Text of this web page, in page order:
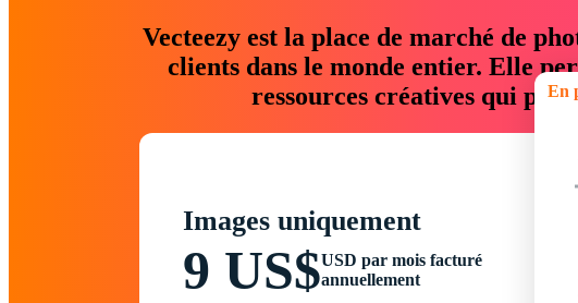
Vecteezy est la place de marché de
clients dans le monde entier. Elle
ressources créatives qui
Images uniquement
9 US$USD par mois facturé
annuellement
En